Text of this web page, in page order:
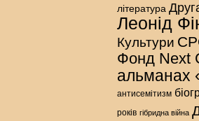
література
Леонід
Культури
Фонд Next
альманах
антисемітизм
років гібридна війна